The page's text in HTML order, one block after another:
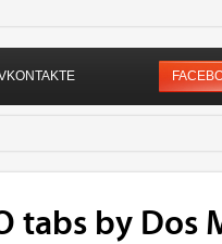
tabs by Dos